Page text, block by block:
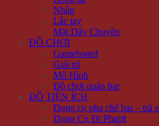
Nhẫn
Lắc tay
Mặt Dây Chuyền
ĐỒ CHƠI
Gameboard
Giải trí
Mô Hình
Đồ chơi quán bar
ĐỒ TIỆN ÍCH
Dụng cụ pha chế bar – trà
Dụng Cụ Đi Phượt